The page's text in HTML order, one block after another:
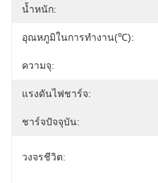
น้ำหนัก:
อุณหภูมิในการทำงาน(℃):
ความจุ:
แรงดันไฟชาร์จ:
ชาร์จปัจจุบัน:
วงจรชีวิต: